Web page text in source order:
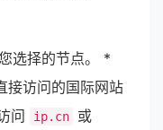
选择的节点。 *
接访问的国际网站
问
ip.cn 或